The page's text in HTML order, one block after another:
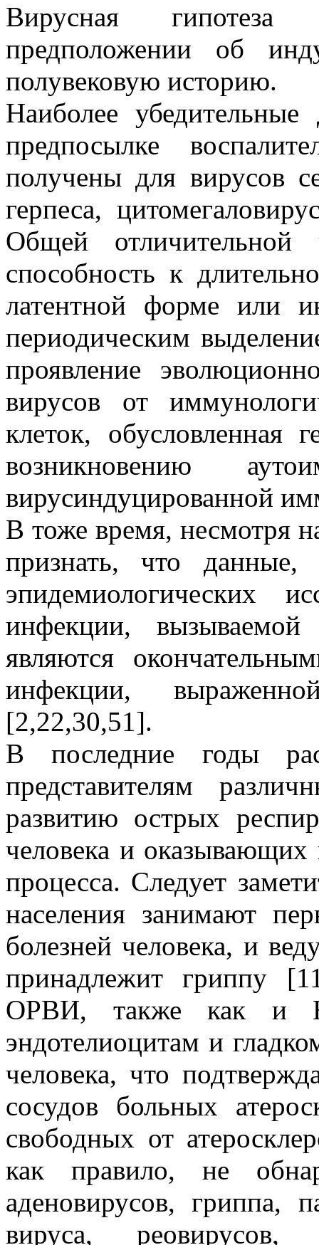
Вирусная гипотеза
предположении об
полувековую историю.
Наиболее
предпосылке
получены для вирусов
герпеса,
Общей отличительной
способность к
латентной форме или
периодическим
проявление
вирусов от
клеток, обусловленная
возникновению
вирусиндуцированной
В тоже время, несмотря
признать, что данные,
эпидемиологических
инфекции,
являются
инфекции,
[2,22,30,51].
В последние годы
представителям
развитию острых
человека и оказывающих
процесса. Следует
населения занимают
болезней человека, и
принадлежит гриппу
ОРВИ, также как и
эндотелиоцитам и
человека, что
сосудов больных
свободных от
как правило, не
аденовирусов, гриппа,
вируса,